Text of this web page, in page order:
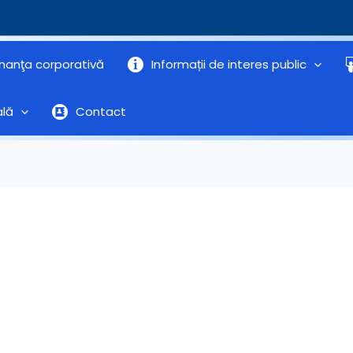
corporativă Informații de interes public
Contact